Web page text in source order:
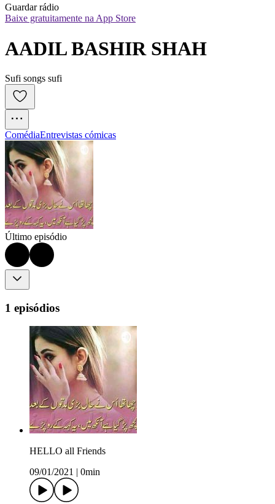
Guardar rádio
Baixe gratuitamente na App Store
AADIL BASHIR SHAH
Sufi songs sufi
ComédiaEntrevistas cómicas
Último episódio
1 episódios
HELLO all Friends
09/01/2021
0min